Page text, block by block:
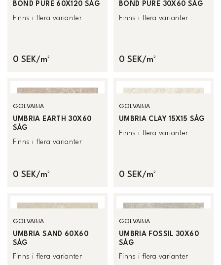
BOND PURE 60X120 SÅG
Finns i flera varianter
0 SEK/m²
BOND PURE 30X60 SÅG
Finns i flera varianter
0 SEK/m²
GOLVABIA
UMBRIA EARTH 30X60
SÅG
Finns i flera varianter
0 SEK/m²
GOLVABIA
UMBRIA CLAY 15X15 SÅG
Finns i flera varianter
0 SEK/m²
GOLVABIA
UMBRIA SAND 60X60
SÅG
Finns i flera varianter
GOLVABIA
UMBRIA FOSSIL 30X60
SÅG
Finns i flera varianter